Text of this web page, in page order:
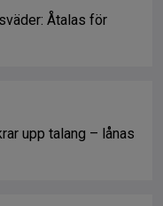
Åtalas för
upp talang – lånas